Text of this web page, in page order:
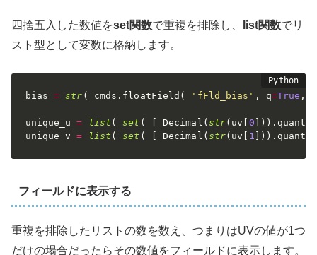
四捨五入した数値をset関数で重複を排除し、 list関数でリ
スト型として変数に格納します。
bias = str ( cmds . floatField ( 'fFld_bias' , q=True ,
unique_u = list ( set ( Decimal ( str( uv 0 ) ) .
unique_v = list ( set ( Decimal ( str( uv 1 ) ) .
フィールドに表示する
重複を排除したリストの数を数え、つまりはUVの値が1つ
だけの場合だったらその数値をフィールドに表示します。